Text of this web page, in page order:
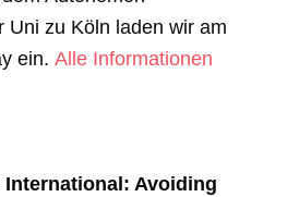
Uni zu Köln laden wir am
ein. Alle Informationen
Avoiding